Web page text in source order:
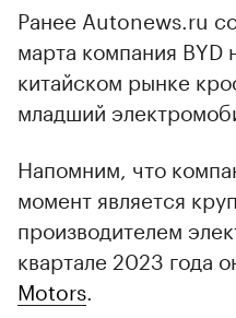
Ранее Autonews.ru
марта компания BYD
китайском рынке
младший
Напомним, что
момент является
производителем
квартале 2023 года
Motors